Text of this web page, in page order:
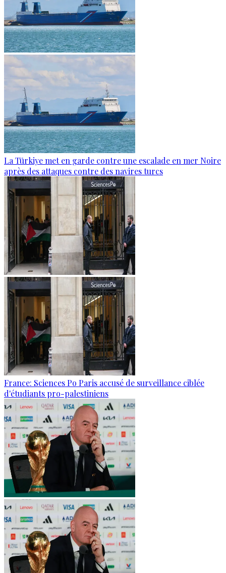
La Türkiye met en garde contre une escalade en mer Noire
après des attaques contre des navires turcs
France: Sciences Po Paris accusé de surveillance ciblée
d'étudiants pro-palestiniens